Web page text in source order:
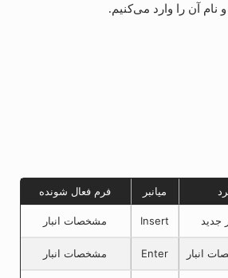
نام آن را وارد می‌کنیم.
میانبر فرم فعال شونده
جدید Insert مشخصات انبار
انبار Enter مشخصات انبار